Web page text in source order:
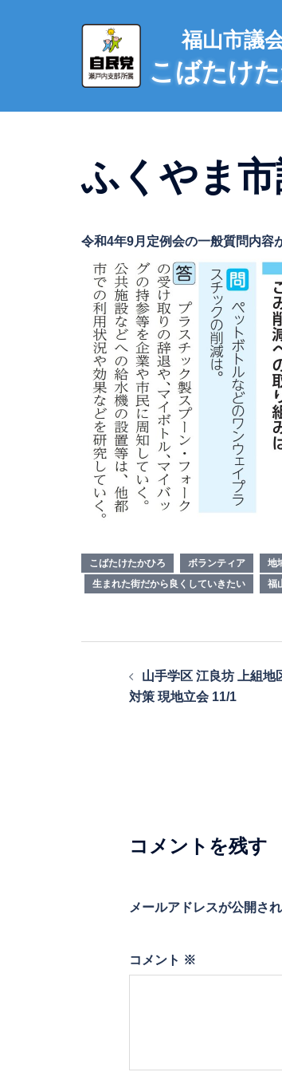
へ
福山市議
こばたけ
ふくやま
令和4年9月定例会の一般質問内容
こばたけたかひろ ボランティア 地
生まれた街だから良くしていきたい
福
山手学区 江良坊 上組地
対策 現地立会 11/1
コメントを残す
メールアドレスが公開さ
コメント ※